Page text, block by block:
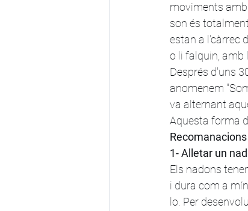
moviments
son és
estan a l'càrrec
o li falquin, amb
Després d'uns
anomenem
va alternant
Aquesta forma
1- Alletar un
Els nadons
i dura com a
lo. Per